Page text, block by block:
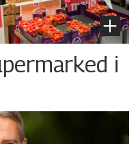
i